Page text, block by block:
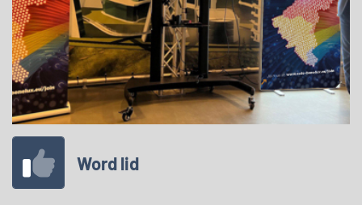
Word lid